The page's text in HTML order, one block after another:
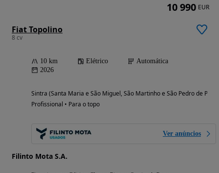
Fiat Topolino
8 cv
10 km Elétrico
Automática
2026
Sintra (Santa Maria e São Miguel, São Martinho e São Pedro de
Profissional • Para o topo
Ver anúncios
Filinto Mota S.A.
10 990 EUR